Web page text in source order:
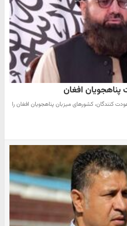
پناهجویان افغان
کنندگان، کشورهای میزبان پناهجویان افغان را